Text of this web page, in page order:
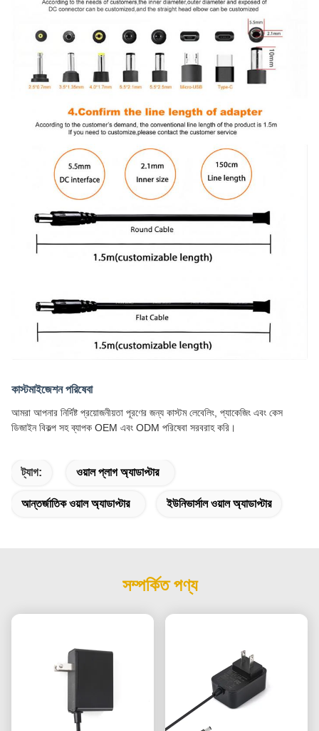
কাস্টমাইজেশন পরিষেবা
আমরা আপনার নির্দিষ্ট প্রয়োজনীয়তা পূরণের জন্য কাস্টম লেবেলিং, প্যাকেজিং এবং কেস
ডিজাইন বিকল্প সহ ব্যাপক OEM এবং ODM পরিষেবা সরবরাহ করি।
ট্যাগ: ওয়াল প্লাগ অ্যাডাপ্টার
আন্তর্জাতিক ওয়াল অ্যাডাপ্টার ইউনিভার্সাল ওয়াল অ্যাডাপ্টার
সম্পর্কিত পণ্য